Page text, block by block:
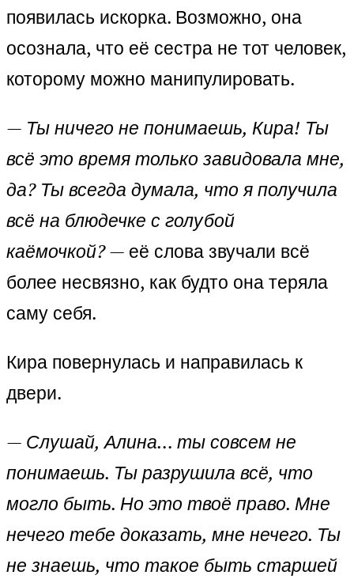
появилась искорка. Возможно, она
осознала, что её сестра не тот человек,
которому можно манипулировать.
— Ты ничего не понимаешь, Кира! Ты
всё это время только завидовала мне,
да? Ты всегда думала, что я получила
всё на блюдечке с голубой
каёмочкой?— её слова звучали всё
более несвязно, как будто она теряла
саму себя.
Кира повернулась и направилась к
двери.
— Слушай, Алина… ты совсем не
понимаешь. Ты разрушила всё, что
могло быть. Но это твоё право. Мне
нечего тебе доказать, мне нечего. Ты
не знаешь, что такое быть старшей